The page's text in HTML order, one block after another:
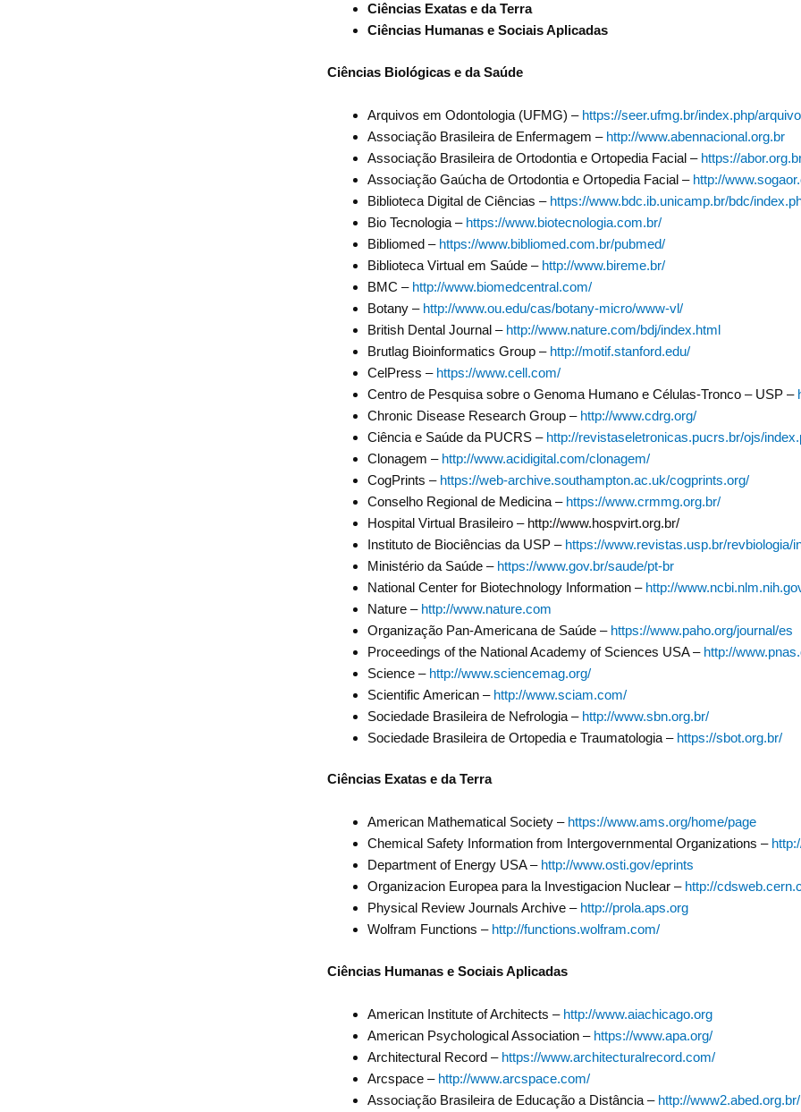
Ciências Exatas e da Terra
Ciências Humanas e Sociais Aplicadas
Ciências Biológicas e da Saúde
Arquivos em Odontologia (UFMG) – https://seer.ufmg.br/index.php/
Associação Brasileira de Enfermagem – http://www.abennacional.org.br
Associação Brasileira de Ortodontia e Ortopedia Facial – https://
Associação Gaúcha de Ortodontia e Ortopedia Facial – http://
Biblioteca Digital de Ciências – https://www.bdc.ib.unicamp.br/bdc/
Bio Tecnologia –https://www.biotecnologia.com.br/
Bibliomed – https://www.bibliomed.com.br/pubmed/
Biblioteca Virtual em Saúde – http://www.bireme.br/
BMC – http://www.biomedcentral.com/
Botany – http://www.ou.edu/cas/botany-micro/www-vl/
British Dental Journal – http://www.nature.com/bdj/index.html
Brutlag Bioinformatics Group – http://motif.stanford.edu/
CelPress – https://www.cell.com/
Centro de Pesquisa sobre o Genoma Humano e Células-Tronco – USP –
Chronic Disease Research Group – http://www.cdrg.org/
Ciência e Saúde da PUCRS – http://revistaseletronicas.pucrs.br/ojs/
Clonagem – http://www.acidigital.com/clonagem/
CogPrints – https://web-archive.southampton.ac.uk/cogprints.org/
Conselho Regional de Medicina – https://www.crmmg.org.br/
Hospital Virtual Brasileiro – http://www.hospvirt.org.br/
Instituto de Biociências da USP – https://www.revistas.usp.br/revbiologia/
Ministério da Saúde – https://www.gov.br/saude/pt-br
National Center for Biotechnology Information – http://
Nature – http://www.nature.com
Organização Pan-Americana de Saúde – https://www.paho.org/journal/es
Proceedings of the National Academy of Sciences USA – http://
Science – http://www.sciencemag.org/
Scientific American – http://www.sciam.com/
Sociedade Brasileira de Nefrologia – http://www.sbn.org.br/
Sociedade Brasileira de Ortopedia e Traumatologia – https://sbot.org.br/
Ciências Exatas e da Terra
American Mathematical Society – https://www.ams.org/home/page
Chemical Safety Information from Intergovernmental Organizations –
Department of Energy USA – http://www.osti.gov/eprints
Organizacion Europea para la Investigacion Nuclear – http://
Physical Review Journals Archive – http://prola.aps.org
Wolfram Functions – http://functions.wolfram.com/
Ciências Humanas e Sociais Aplicadas
American Institute of Architects – http://www.aiachicago.org
American Psychological Association – https://www.apa.org/
Architectural Record – https://www.architecturalrecord.com/
Arcspace – http://www.arcspace.com/
Associação Brasileira de Educação a Distância – http://www2.abed.org.br/